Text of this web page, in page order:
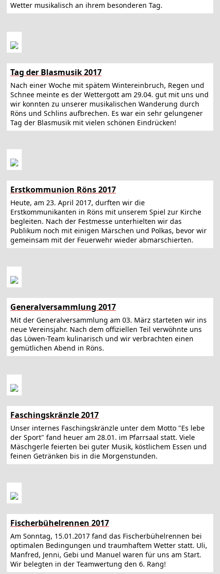
Wetter musikalisch an ihrem besonderen Tag.
Tag der Blasmusik 2017
Nach einer Woche mit spätem Wintereinbruch, Regen und
Schnee meinte es der Wettergott am 29.04. gut mit uns und
wir konnten zu unserer musikalischen Wanderung durch
Röns und Schlins aufbrechen. Es war ein sehr gelungener
Tag der Blasmusik mit vielen schönen Eindrücken!
Erstkommunion Röns 2017
Heute, am 23. April 2017, durften wir die
Erstkommunikanten in Röns mit unserem Spiel zur Kirche
begleiten. Nach der Festmesse unterhielten wir das
Publikum noch mit einigen Märschen und Polkas, bevor wir
gemeinsam mit der Feuerwehr wieder abmarschierten.
Generalversammlung 2017
Mit der Generalversammlung am 03. März starteten wir ins
neue Vereinsjahr. Nach dem offiziellen Teil verwöhnte uns
das Löwen-Team kulinarisch und wir verbrachten einen
gemütlichen Abend in Röns.
Faschingskränzle 2017
Unser internes Faschingskränzle unter dem Motto "Es lebe
der Sport" fand heuer am 28.01. im Pfarrsaal statt. Viele
Mäschgerle feierten bei guter Musik, köstlichem Essen und
feinen Getränken bis in die Morgenstunden.
Fischerbühelrennen 2017
Am Sonntag, 15.01.2017 fand das Fischerbühelrennen bei
optimalen Bedingungen und traumhaftem Wetter statt. Uli,
Manfred, Jenni, Gebi und Manuel waren für uns am Start.
Wir belegten in der Teamwertung den 6. Rang!